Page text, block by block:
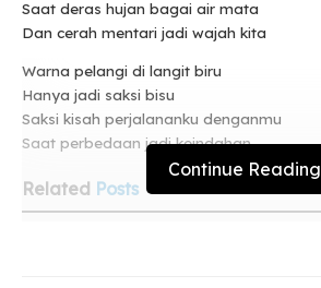
Saat deras hujan bagai air mata
Dan cerah mentari jadi wajah kita
Warna pelangi di langit biru
Hanya jadi saksi bisu
Saksi kisah perjalananku denganmu
Saat perbedaan jadi keindahan
Related Posts
Continue Reading